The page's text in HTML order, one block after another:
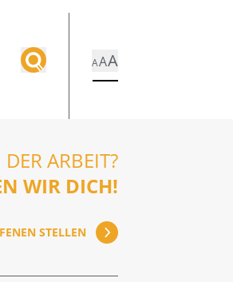
AAA
ARBEIT?
WIR DICH!
STELLEN